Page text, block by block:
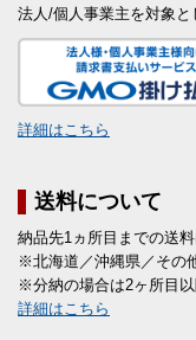
法人/個人事業主を対象と
詳細はこちら
送料について
納品先1ヵ所目までの送
※北海道／沖縄県／その
※分納の場合は2ヶ所目以
詳細はこちら